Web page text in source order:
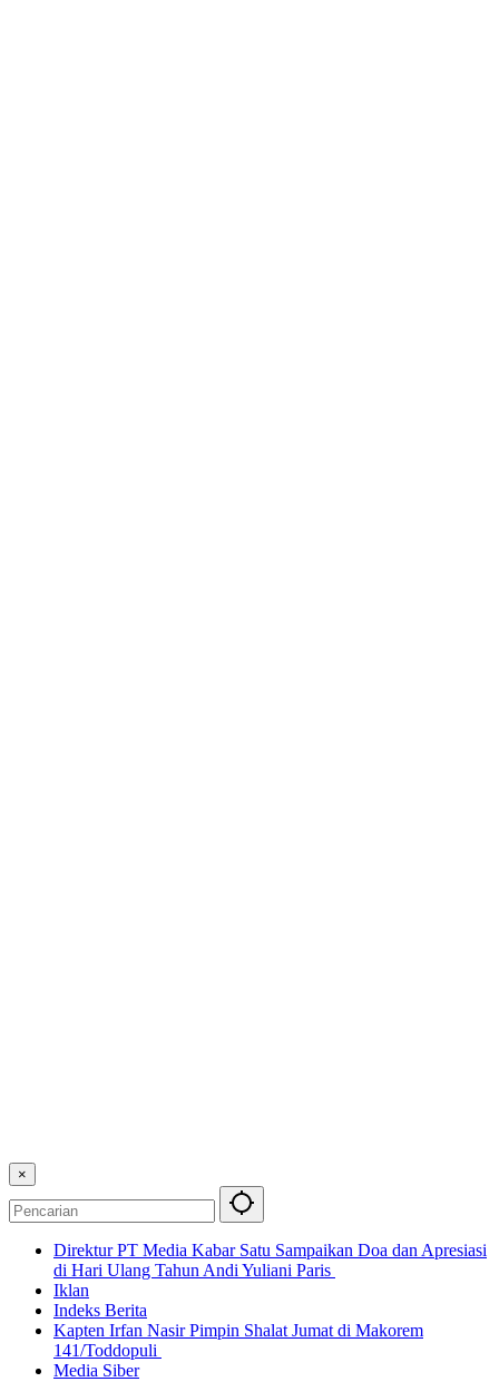
×
Direktur PT Media Kabar Satu Sampaikan Doa dan Apresiasi
di Hari Ulang Tahun Andi Yuliani Paris
Iklan
Indeks Berita
Kapten Irfan Nasir Pimpin Shalat Jumat di Makorem
141/Toddopuli
Media Siber